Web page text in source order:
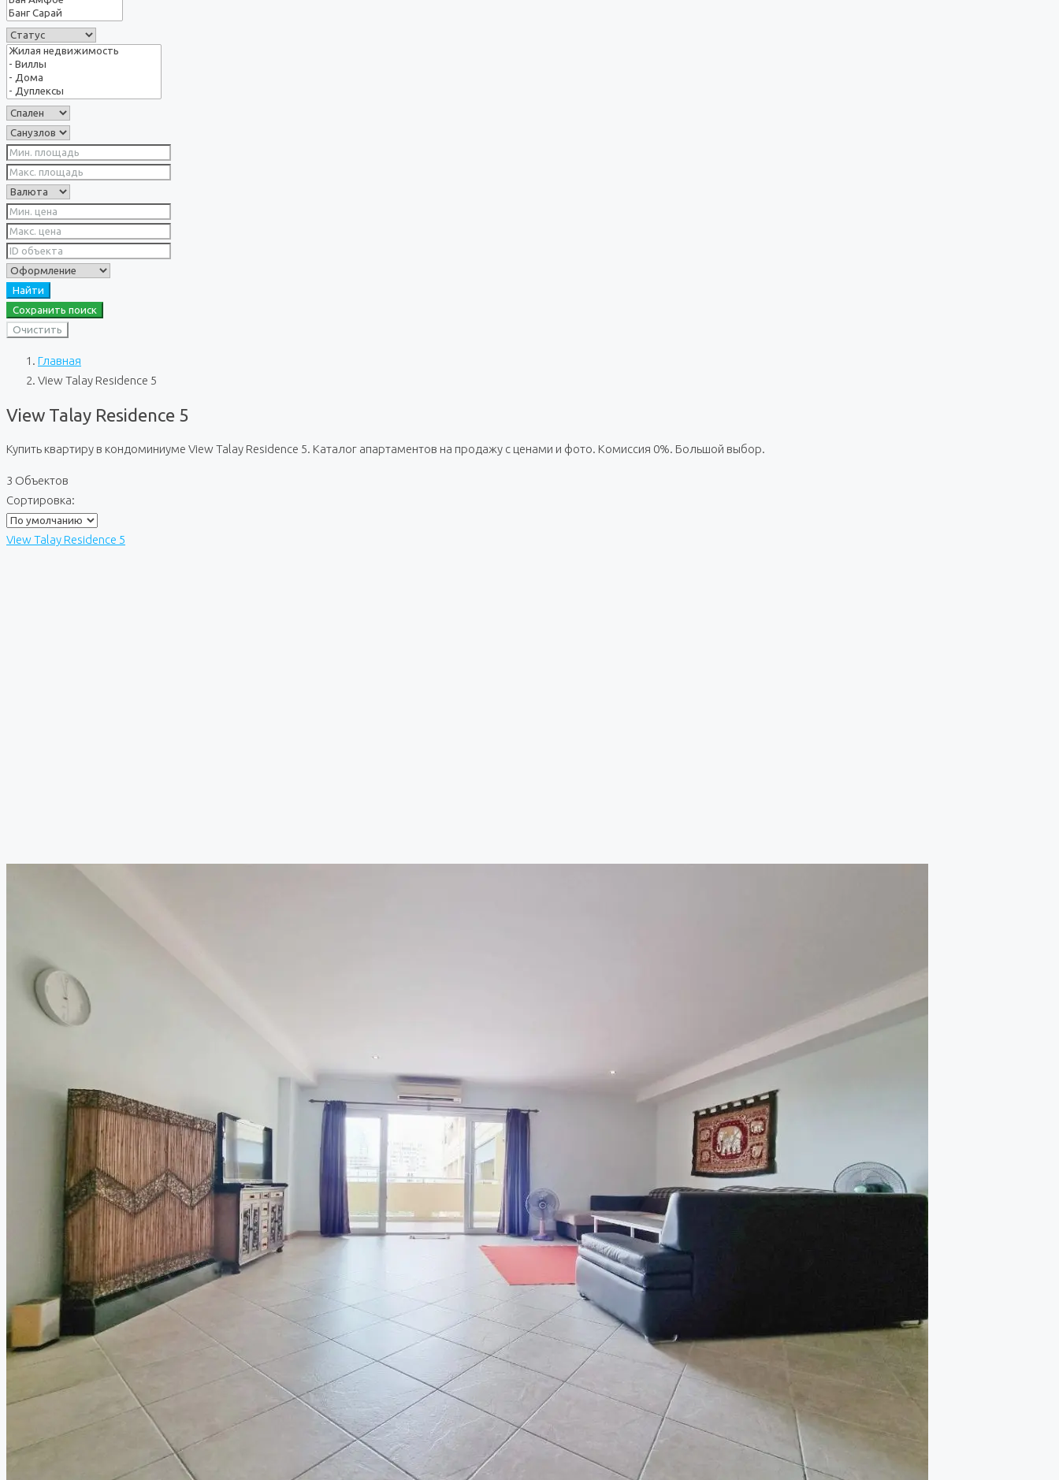
Найти
Сохранить поиск
Очистить
Главная
View Talay Residence 5
View Talay Residence 5
Купить квартиру в кондоминиуме View Talay Residence 5. Каталог апартаментов на продажу с ценами и фото. Комиссия 0%. Большой выбор.
3 Объектов
Сортировка:
View Talay Residence 5